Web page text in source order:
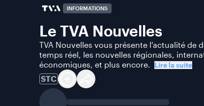
INFORMATIONS
Le TVA Nouvelles
TVA Nouvelles vous présente l'actualité de
temps réel, les nouvelles régionales,
économiques, et plus encore. Lire la suite
STC